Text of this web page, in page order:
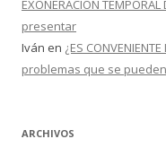
EXONERACIÓN
presentar
Iván en ¿ES
problemas que se
ARCHIVOS